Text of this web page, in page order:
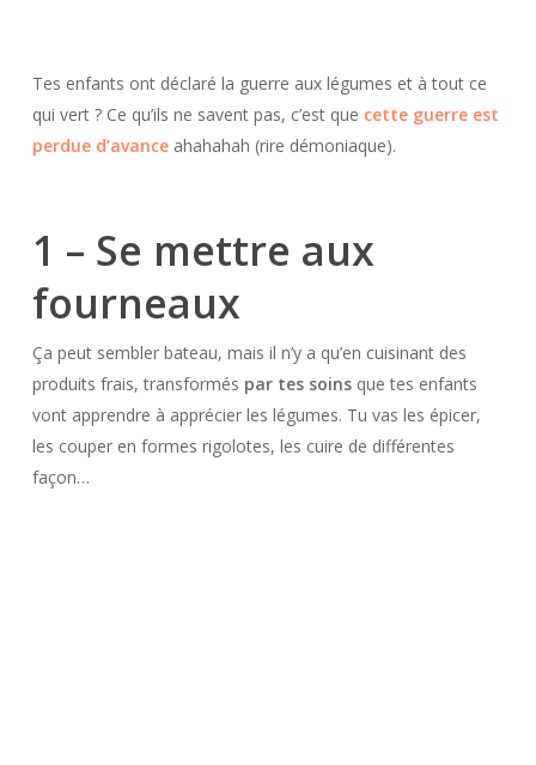
Tes enfants ont déclaré la guerre aux légumes et à tout ce
qui vert ? Ce qu’ils ne savent pas, c’est que cette guerre est
perdue d’avanceahahahah (rire démoniaque).
1 – Se mettre aux
fourneaux
Ça peut sembler bateau, mais il n’y a qu’en cuisinant des
produits frais, transformés par tes soinsque tes enfants
vont apprendre à apprécier les légumes. Tu vas les épicer,
les couper en formes rigolotes, les cuire de différentes
façon…